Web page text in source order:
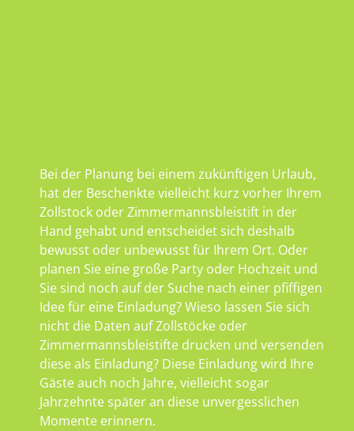
Bei der Planung bei einem zukünftigen Urlaub,
hat der Beschenkte vielleicht kurz vorher Ihrem
Zollstock oder Zimmermannsbleistift in der
Hand gehabt und entscheidet sich deshalb
bewusst oder unbewusst für Ihrem Ort. Oder
planen Sie eine große Party oder Hochzeit und
Sie sind noch auf der Suche nach einer pfiffigen
Idee für eine Einladung? Wieso lassen Sie sich
nicht die Daten auf Zollstöcke oder
Zimmermannsbleistifte drucken und versenden
diese als Einladung? Diese Einladung wird Ihre
Gäste auch noch Jahre, vielleicht sogar
Jahrzehnte später an diese unvergesslichen
Momente erinnern.